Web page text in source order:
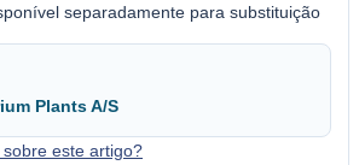
separadamente para substituição
Plants A/S
este artigo?